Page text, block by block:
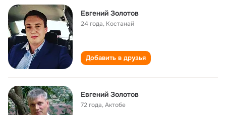
Евгений Золотов
24 года, Костанай
Добавить в друзья
Евгений Золотов
72 года,Актобе